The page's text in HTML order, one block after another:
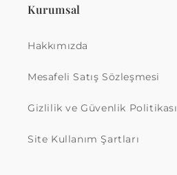
Kurumsal
Hakkımızda
Mesafeli Satış Sözleşmesi
Gizlilik ve Güvenlik Politikası
Site Kullanım Şartları